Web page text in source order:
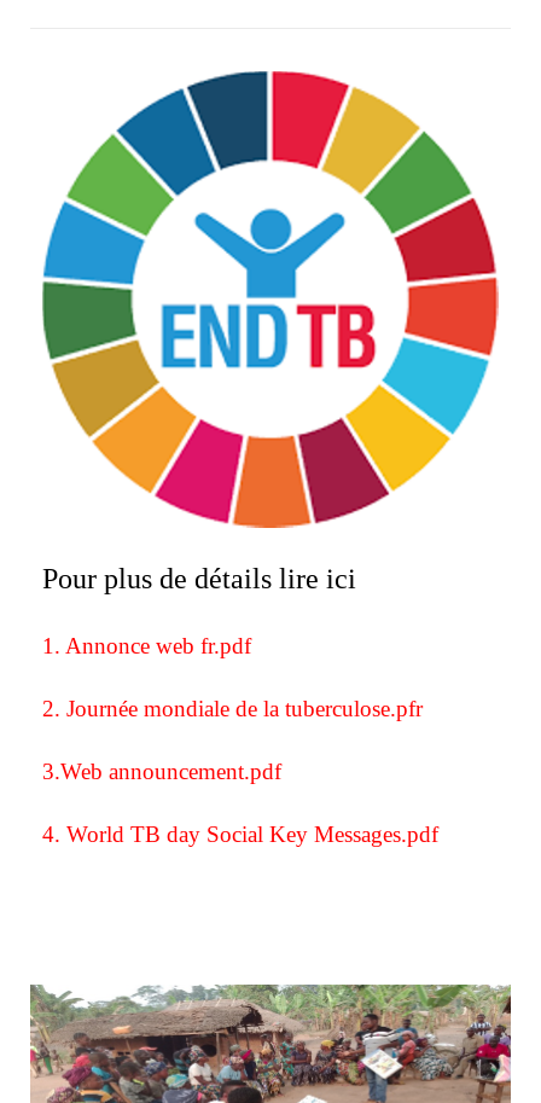
Pour plus de détails lire ici
1. Annonce web fr.pdf
2. Journée mondiale de la tuberculose.pfr
3.Web announcement.pdf
4. World TB day Social Key Messages.pdf